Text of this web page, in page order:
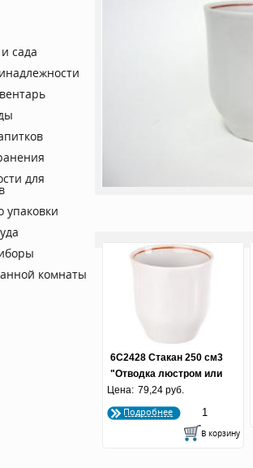
сада
для
упаковки
комнаты
6С2428 Стакан 250 см3
"Отводка люстром или
краской"
Цена: 79,24 руб.
Подробнее